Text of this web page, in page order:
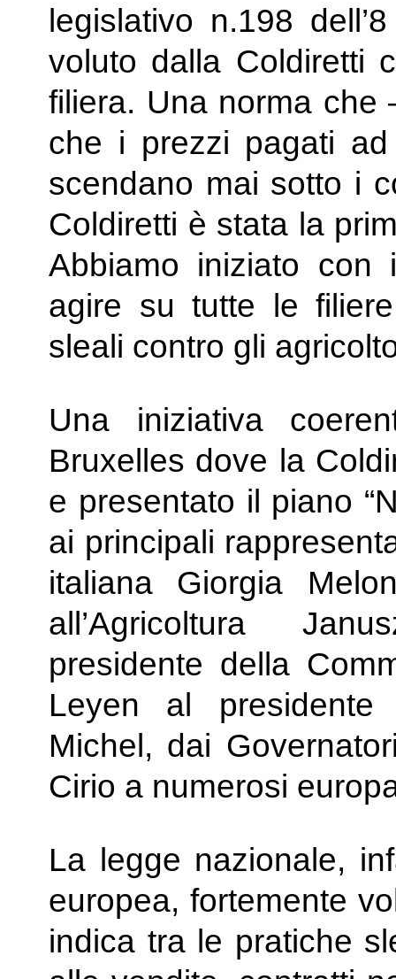
legislativo n.198
voluto dalla Coldiretti
filiera. Una norma che
che i prezzi pagati
scendano mai sotto i
Coldiretti è stata la
Abbiamo iniziato
agire su tutte le
sleali contro gli
Una iniziativa
Bruxelles dove la
e presentato il piano
ai principali
italiana Giorgia
all’Agricoltura
presidente della
Leyen al
Michel, dai
Cirio a numerosi
La legge nazionale,
europea, fortemente
indica tra le pratiche